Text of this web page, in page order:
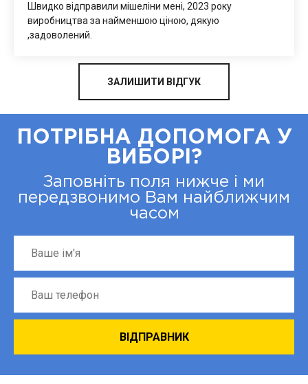
Швидко відправили мішеліни мені, 2023 року
виробництва за найменшою ціною, дякую
,задоволений.
ЗАЛИШИТИ ВІДГУК
ПОТРІБНА ДОПОМОГА У
ВИБОРІ?
Заповніть поля нижче і ми
передзвонимо Вам найближчим
часом